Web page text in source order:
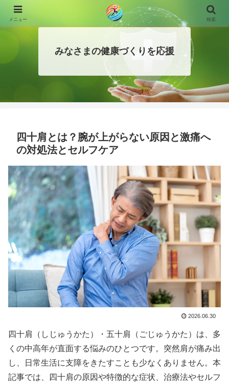
みなさまの健康づくりを応援
四十肩とは？腕が上がらない原因と激痛へ
の対処法とセルフケア
2026.06.30
四十肩（しじゅうかた）・五十肩（ごじゅうかた）は、多
くの中高年が直面する悩みのひとつです。突然肩が痛み出
し、日常生活に支障をきたすことも少なくありません。本
記事では、四十肩の原因や特徴的な症状、治療法やセルフ
メニュー 検索